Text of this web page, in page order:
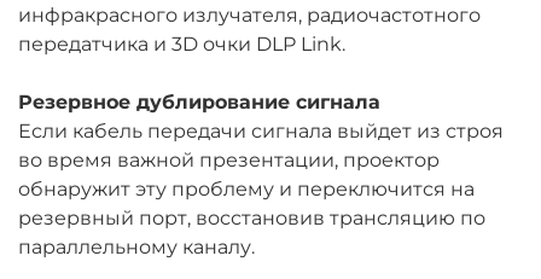
инфракрасного излучателя, радиочастотного
передатчика и 3D очки DLP Link.
Резервное дублирование сигнала
Если кабель передачи сигнала выйдет из строя
во время важной презентации, проектор
обнаружит эту проблему и переключится на
резервный порт, восстановив трансляцию по
параллельному каналу.